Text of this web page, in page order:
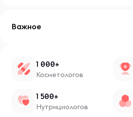
Важное
1 000+
Косметологов
1 500+
Нутрициологов